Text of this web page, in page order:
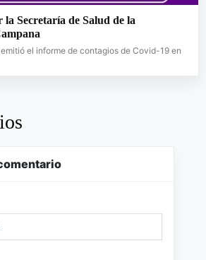
Secretaría de Salud de la
el informe de contagios de Covid-19 en